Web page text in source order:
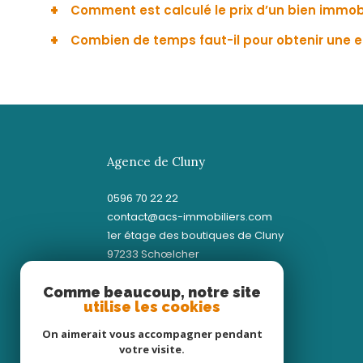
Comment est calculé le prix d’un bien
Le prix d’un bien immobilier dépend de
Combien de temps faut-il pour obtenir une
Immobiliers peut intervenir rapidement afin
Agence de Cluny
0596 70 22 22
contact@acs-immobiliers.com
1er étage des boutiques de Cluny
97233
schœlcher
Comme beaucoup, notre site
utilise les cookies
On aimerait vous accompagner pendant
votre visite.